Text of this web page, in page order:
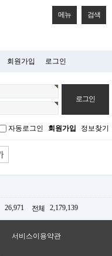
메뉴 검색
회원가입 로그인
자동로그인 회원가입 정보찾기
26,971 전체 2,179,139
서비스이용약관